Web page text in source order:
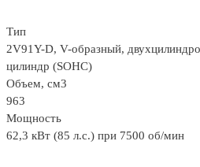
Тип
2V91Y-D, V-образный,
цилиндр (SOHC)
Объем, см3
963
Мощность
62,3 кВт (85 л.с.) при 7500 об/мин